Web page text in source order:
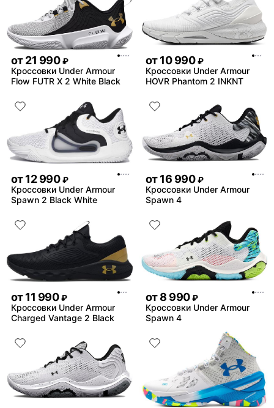
от21 990 ₽
Кроссовки Under Armour
Flow FUTR X 2 White Black
от10 990 ₽
Кроссовки Under Armour
HOVR Phantom 2 INKNT
от12 990 ₽
Кроссовки Under Armour
Spawn 2 Black White
от16 990 ₽
Кроссовки Under Armour
Spawn 4
от11 990 ₽
Кроссовки Under Armour
Charged Vantage 2 Black
от8 990 ₽
Кроссовки Under Armour
Spawn 4